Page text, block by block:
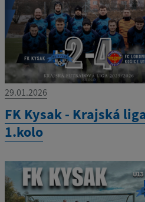
29.01.2026
FK Kysak - Krajská
1.kolo